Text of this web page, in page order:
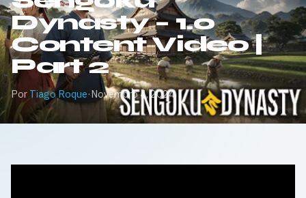
Dynasty – 1.0
Content Video |
Part 2
Por Tiago Roque·Novembro 4, 2024